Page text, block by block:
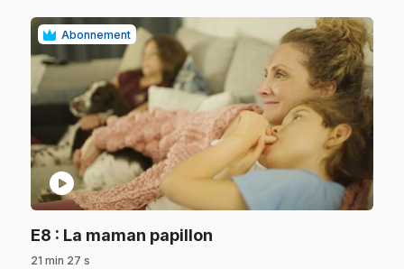
Abonnement
play_circle
E8 : La maman papillon
21 min 27 s